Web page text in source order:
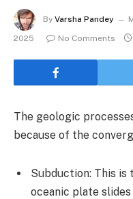
By Varsha Pandey
2025
No Comments
The geologic
because of the
Subduction: This is
oceanic plate